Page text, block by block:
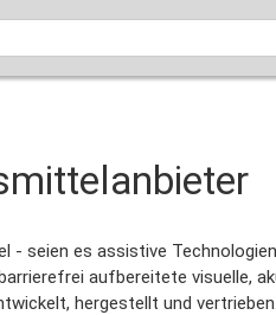
- seien es assistive
aufbereitete visuelle,
hergestellt und vertrieben.